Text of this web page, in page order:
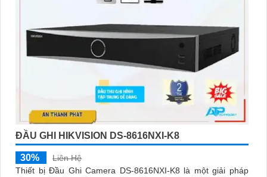
ĐẦU GHI HIKVISION DS-8616NXI-K8
30%
Liên Hệ
Thiết bị Đầu Ghi Camera DS-8616NXI-K8 là một giải pháp